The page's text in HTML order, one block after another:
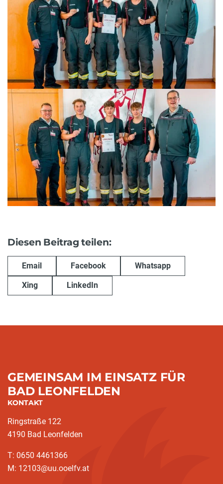
Diesen Beitrag teilen:
Email Facebook Whatsapp
Xing LinkedIn
GEMEINSAM IM EINSATZ FÜR
BAD LEONFELDEN
KONTAKT
Ringstraße 122
4190 Bad Leonfelden
T: 0650 4461366
M: 12103@uu.ooelfv.at